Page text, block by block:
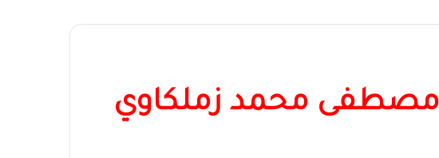
ومصطفى محمد زملكاوي